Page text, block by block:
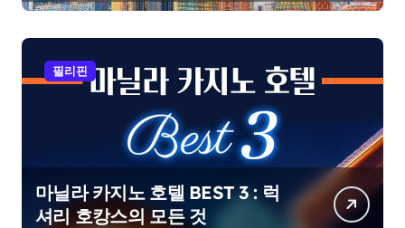
필리핀
마닐라 카지노 호텔 BEST 3 : 럭
셔리 호캉스의 모든 것